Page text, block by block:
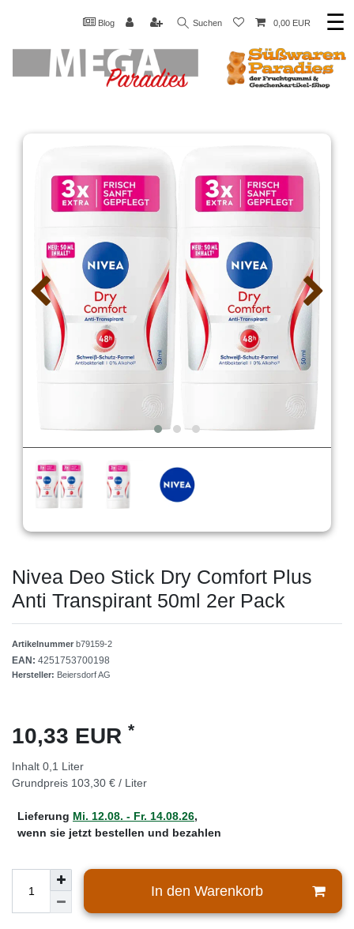
Blog Suchen 0,00 EUR ☰
Nivea Deo Stick Dry Comfort Plus
Anti Transpirant 50ml 2er Pack
Artikelnummer b79159-2
EAN: 4251753700198
Hersteller: Beiersdorf AG
10,33 EUR *
Inhalt 0,1 Liter
Grundpreis 103,30 € / Liter
Lieferung Mi. 12.08. - Fr. 14.08.26,
wenn sie jetzt bestellen und bezahlen
In den Warenkorb